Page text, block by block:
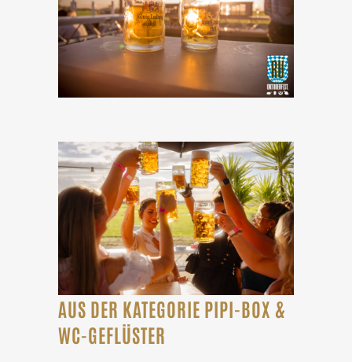
AUS DER KATEGORIE PIPI-BOX &
WC-GEFLÜSTER